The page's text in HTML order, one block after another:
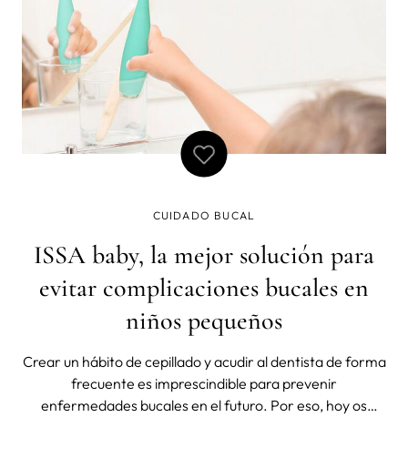
CUIDADO BUCAL
ISSA baby, la mejor solución para
evitar complicaciones bucales en
niños pequeños
Crear un hábito de cepillado y acudir al dentista de forma
frecuente es imprescindible para prevenir
enfermedades bucales en el futuro. Por eso, hoy os